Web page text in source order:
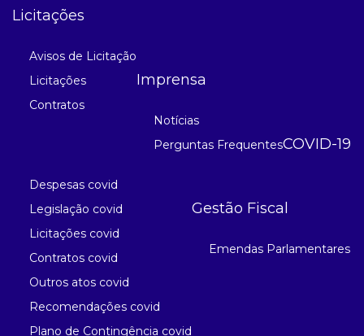
Licitações
Avisos de Licitação
Licitações
Contratos
Imprensa
Notícias
Perguntas FrequentesCOVID-19
Despesas covid
Legislação covid
Licitações covid
Contratos covid
Outros atos covid
Recomendações covid
Plano de Contingência covid
Gestão Fiscal
Emendas Parlamentares